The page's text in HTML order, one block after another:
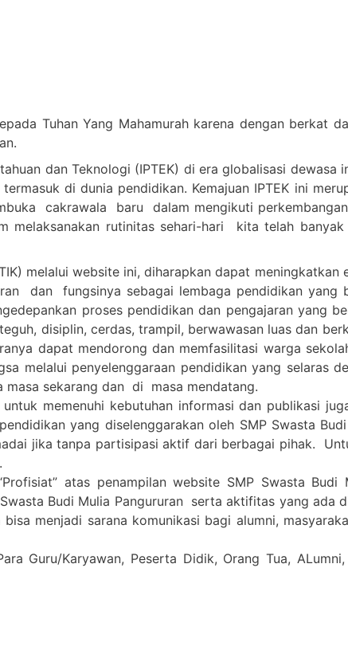
Tuhan Yang Mahamurah karena dengan berkat
dan Teknologi (IPTEK) di era globalisasi dewasa
di dunia pendidikan. Kemajuan IPTEK ini
cakrawala baru dalam mengikuti
melaksanakan rutinitas sehari-hari kita telah
melalui website ini, diharapkan dapat meningkatkan
dan fungsinya sebagai lembaga pendidikan yang
proses pendidikan dan pengajaran yang
disiplin, cerdas, trampil, berwawasan luas dan
dapat mendorong dan memfasilitasi warga
melalui penyelenggaraan pendidikan yang selaras
sekarang dan di masa mendatang.
memenuhi kebutuhan informasi dan publikasi
yang diselenggarakan oleh SMP Swasta
jika tanpa partisipasi aktif dari berbagai pihak.
atas penampilan website SMP Swasta Budi
Budi Mulia Pangururan serta aktifitas yang ada
menjadi sarana komunikasi bagi alumni,
Guru/Karyawan, Peserta Didik, Orang Tua,